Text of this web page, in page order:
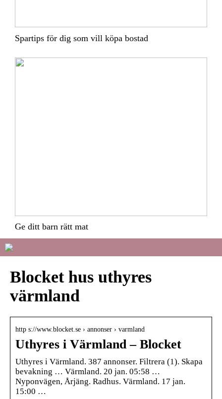
Spartips för dig som vill köpa bostad
Ge ditt barn rätt mat
Blocket hus uthyres
värmland
http s://www.blocket.se › annonser › varmland
Uthyres i Värmland – Blocket
Uthyres i Värmland. 387 annonser. Filtrera (1). Skapa
bevakning … Värmland. 20 jan. 05:58 …
Nyponvägen, Årjäng. Radhus. Värmland. 17 jan.
15:00 …